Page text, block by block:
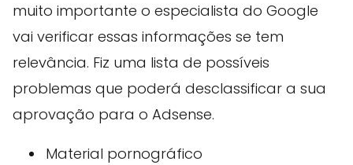
muito importante o especialista do Google
vai verificar essas informações se tem
relevância. Fiz uma lista de possíveis
problemas que poderá desclassificar a sua
aprovação para o Adsense.
Material pornográfico